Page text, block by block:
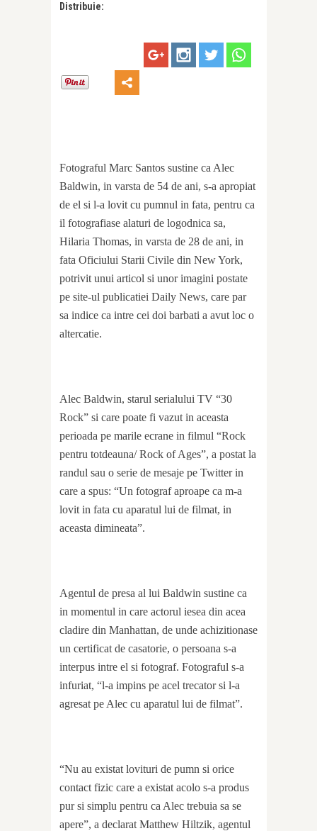
Distribuie:
Fotograful Marc Santos sustine ca Alec
Baldwin, in varsta de 54 de ani, s-a apropiat
de el si l-a lovit cu pumnul in fata, pentru ca
il fotografiase alaturi de logodnica sa,
Hilaria Thomas, in varsta de 28 de ani, in
fata Oficiului Starii Civile din New York,
potrivit unui articol si unor imagini postate
pe site-ul publicatiei Daily News, care par
sa indice ca intre cei doi barbati a avut loc o
altercatie.
Alec Baldwin, starul serialului TV “30
Rock” si care poate fi vazut in aceasta
perioada pe marile ecrane in filmul “Rock
pentru totdeauna/ Rock of Ages”, a postat la
randul sau o serie de mesaje pe Twitter in
care a spus: “Un fotograf aproape ca m-a
lovit in fata cu aparatul lui de filmat, in
aceasta dimineata”.
Agentul de presa al lui Baldwin sustine ca
in momentul in care actorul iesea din acea
cladire din Manhattan, de unde achizitionase
un certificat de casatorie, o persoana s-a
interpus intre el si fotograf. Fotograful s-a
infuriat, “l-a impins pe acel trecator si l-a
agresat pe Alec cu aparatul lui de filmat”.
“Nu au existat lovituri de pumn si orice
contact fizic care a existat acolo s-a produs
pur si simplu pentru ca Alec trebuia sa se
apere”, a declarat Matthew Hiltzik, agentul